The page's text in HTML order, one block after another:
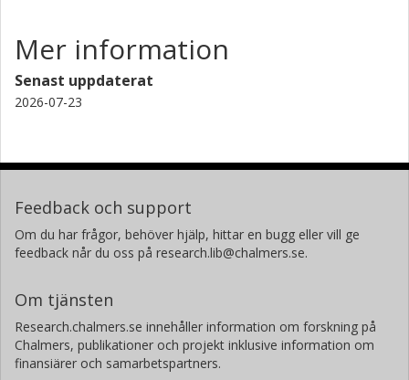
Mer information
Senast uppdaterat
2026-07-23
Feedback och support
Om du har frågor, behöver hjälp, hittar en bugg eller vill ge
feedback når du oss på research.lib@chalmers.se.
Om tjänsten
Research.chalmers.se innehåller information om forskning på
Chalmers, publikationer och projekt inklusive information om
finansiärer och samarbetspartners.